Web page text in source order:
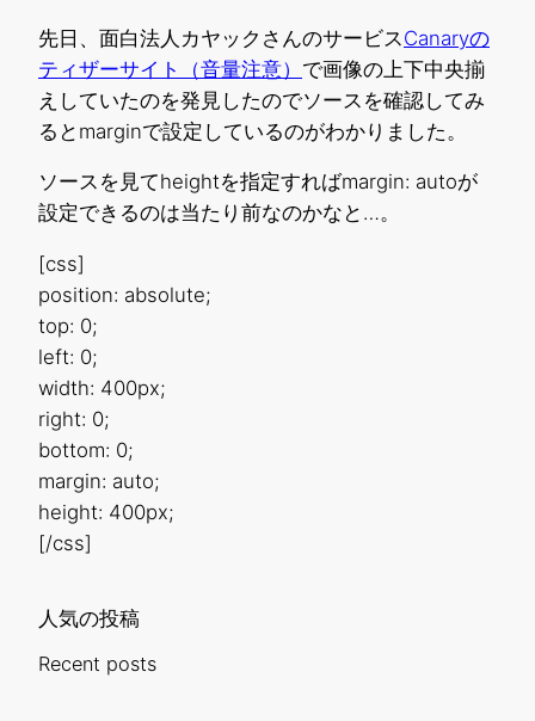
先日、面白法人カヤックさんのサービス Canaryの
ティザーサイト（音量注意） で画像の上下中央揃
えしていたのを発見したのでソースを確認してみ
るとmarginで設定しているのがわかりました。
ソースを見てheightを指定すればmargin: autoが
設定できるのは当たり前なのかなと…。
[css]
position: absolute;
top: 0;
left: 0;
width: 400px;
right: 0;
bottom: 0;
margin: auto;
height: 400px;
[/css]
人気の投稿
Recent posts